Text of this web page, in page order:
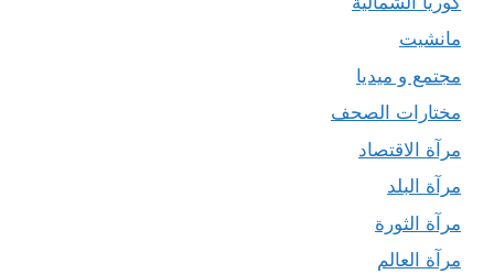
مانشيت
مجتمع و ميديا
مختارات الصحف
مرآة الاقتصاد
مرآة البلد
مرآة الثورة
مرآة العالم